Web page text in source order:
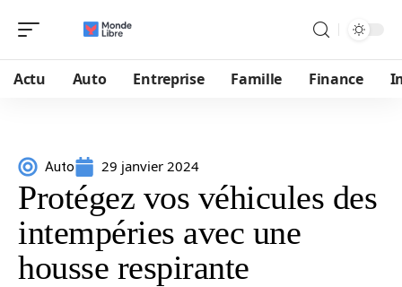
Actu Auto Entreprise Famille Finance
Auto 29 janvier 2024
Protégez vos véhicules des
intempéries avec une
housse respirante